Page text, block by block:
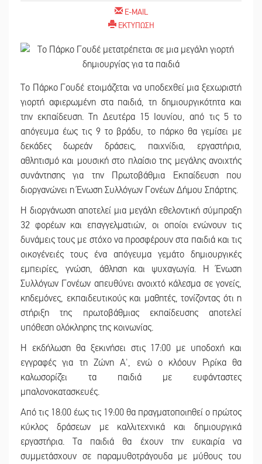
E-MAIL
ΕΚΤΥΠΩΣΗ
Το Πάρκο Γουδέ ετοιμάζεται να υποδεχθεί μια ξεχωριστή
γιορτή αφιερωμένη στα παιδιά, τη δημιουργικότητα και
την εκπαίδευση. Τη Δευτέρα 15 Ιουνίου, από τις 5 το
απόγευμα έως τις 9 το βράδυ, το πάρκο θα γεμίσει με
δεκάδες δωρεάν δράσεις, παιχνίδια, εργαστήρια,
αθλητισμό και μουσική στο πλαίσιο της μεγάλης ανοιχτής
συνάντησης για την Πρωτοβάθμια Εκπαίδευση που
διοργανώνει η Ένωση Συλλόγων Γονέων Δήμου Σπάρτης.
Η διοργάνωση αποτελεί μια μεγάλη εθελοντική σύμπραξη
32 φορέων και επαγγελματιών, οι οποίοι ενώνουν τις
δυνάμεις τους με στόχο να προσφέρουν στα παιδιά και τις
οικογένειές τους ένα απόγευμα γεμάτο δημιουργικές
εμπειρίες, γνώση, άθληση και ψυχαγωγία. Η Ένωση
Συλλόγων Γονέων απευθύνει ανοιχτό κάλεσμα σε γονείς,
κηδεμόνες, εκπαιδευτικούς και μαθητές, τονίζοντας ότι η
στήριξη της πρωτοβάθμιας εκπαίδευσης αποτελεί
υπόθεση ολόκληρης της κοινωνίας.
Η εκδήλωση θα ξεκινήσει στις 17:00 με υποδοχή και
εγγραφές για τη Ζώνη Α', ενώ ο κλόουν Ριρίκα θα
καλωσορίζει τα παιδιά με ευφάνταστες
μπαλονοκατασκευές.
Από τις 18:00 έως τις 19:00 θα πραγματοποιηθεί ο πρώτος
κύκλος δράσεων με καλλιτεχνικά και δημιουργικά
εργαστήρια. Τα παιδιά θα έχουν την ευκαιρία να
συμμετάσχουν σε παραμυθοτράγουδα με μύθους του